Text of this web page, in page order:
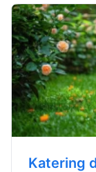
Katering